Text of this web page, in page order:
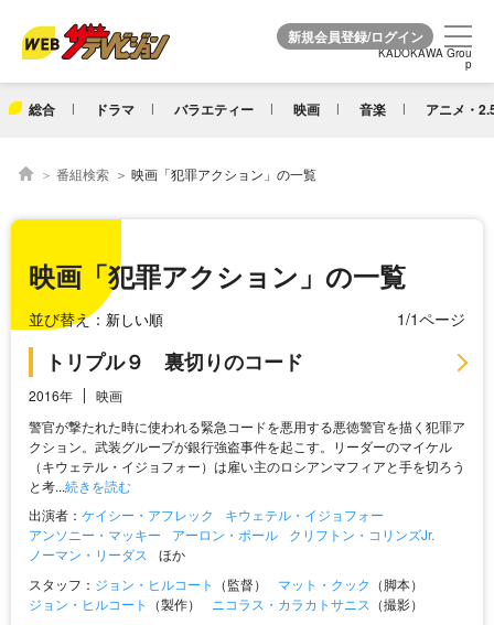
KADOKAWA Grou
p
総合 ドラマ バラエティー 映画 音楽 アニメ・
KADOKAWA Grou
p
番組検索 映画「犯罪アクション」の一覧
映画「犯罪アクション」の一覧
並び替え： 1/1ページ
トリプル９ 裏切りのコード
2016年
映画
警官が撃たれた時に使われる緊急コードを悪用する悪徳警官を描く犯罪ア
クション。武装グループが銀行強盗事件を起こす。リーダーのマイケル
（キウェテル・イジョフォー）は雇い主のロシアンマフィアと手を切ろう
と考...続きを読む
出演者： ケイシー・アフレック
キウェテル・イジョフォー
アンソニー・マッキー
アーロン・ポール
クリフトン・コリンズJr.
ノーマン・リーダス
ほか
スタッフ： ジョン・ヒルコート （監督） マット・クック （脚本）
ジョン・ヒルコート （製作） ニコラス・カラカトサニス （撮影）